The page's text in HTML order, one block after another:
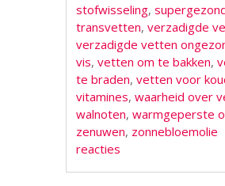
stofwisseling,
transvetten,verzadigde
verzadigde vetten
vis,vetten om te bakken,
te braden,vetten voor
vitamines,waarheid over
walnoten,warmgeperste
zenuwen, zonnebloemolie
reacties